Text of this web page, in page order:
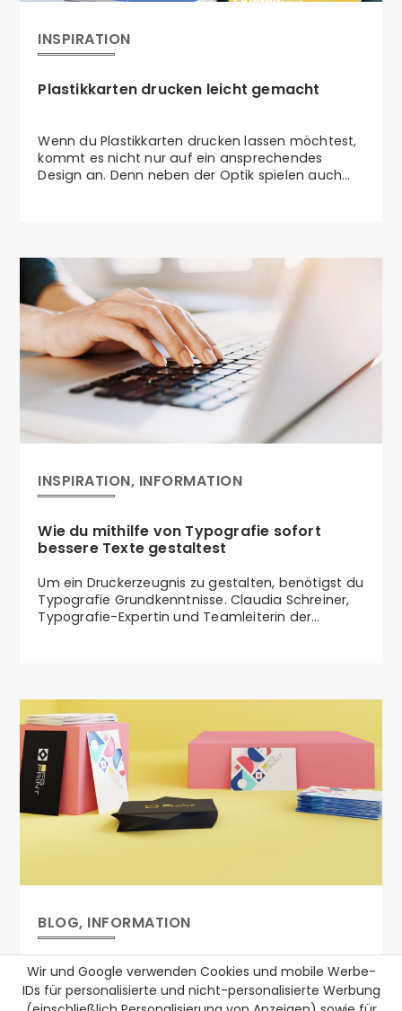
INSPIRATION
Plastikkarten drucken leicht gemacht
Wenn du Plastikkarten drucken lassen möchtest,
kommt es nicht nur auf ein ansprechendes
Design an. Denn neben der Optik spielen auch
INSPIRATION, INFORMATION
Wie du mithilfe von Typografie sofort
bessere Texte gestaltest
Um ein Druckerzeugnis zu gestalten, benötigst du
Typografie Grundkenntnisse. Claudia Schreiner,
Typografie-Expertin und Teamleiterin der
BLOG, INFORMATION
Visitenkarten für dein Business
Wir und Google verwenden Cookies und mobile Werbe-
IDs für personalisierte und nicht-personalisierte Werbung